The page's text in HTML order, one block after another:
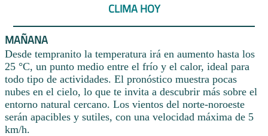
CLIMA HOY
MAÑANA
Desde tempranito la temperatura irá en aumento hasta los
25 °C, un punto medio entre el frío y el calor, ideal para
todo tipo de actividades. El pronóstico muestra pocas
nubes en el cielo, lo que te invita a descubrir más sobre el
entorno natural cercano. Los vientos del norte-noroeste
serán apacibles y sutiles, con una velocidad máxima de 5
km/h.